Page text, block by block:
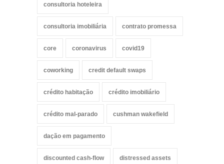
consultoria hoteleira
consultoria imobiliária contrato promessa
core coronavirus covid19
coworking credit default swaps
crédito habitação crédito imobiliário
crédito mal-parado cushman wakefield
dação em pagamento
discounted cash-flow distressed assets